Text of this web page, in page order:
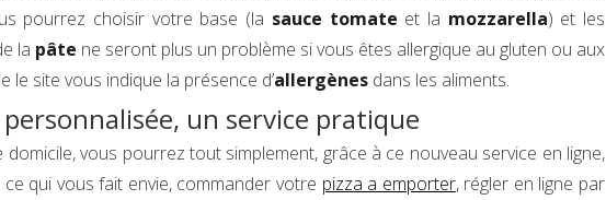
pourrez choisir votre base (la sauce tomate et la mozzarella) et les
la pâte ne seront plus un problème si vous êtes allergique au gluten ou aux
le site vous indique la présence d’allergènes dans les aliments.
personnalisée, un service pratique
domicile, vous pourrez tout simplement, grâce à ce nouveau service en ligne,
qui vous fait envie, commander votre pizza a emporter, régler en ligne par